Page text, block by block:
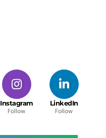
Instagram
Follow
LinkedIn
Follow